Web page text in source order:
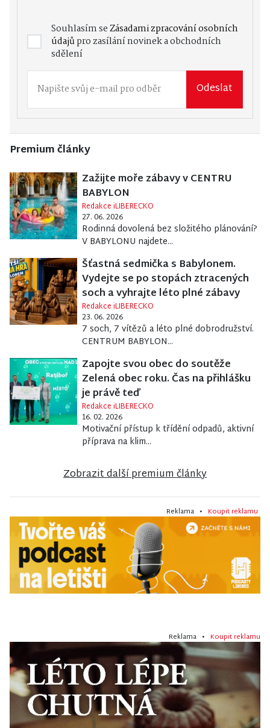
Souhlasím seZásadami zpracování osobních
údajůpro zasílání novinek a obchodních
sdělení
Odeslat
Premium články
Zažijte moře zábavy v CENTRU
BABYLON
Redakce iLIBERECKO
27. 06. 2026
Rodinná dovolená bez složitého plánování?
V BABYLONU najdete...
Šťastná sedmička s Babylonem.
Vydejte se po stopách ztracených
soch a vyhrajte léto plné zábavy
Redakce iLIBERECKO
23. 06. 2026
7 soch, 7 vítězů a léto plné dobrodružství.
CENTRUM BABYLON...
Zapojte svou obec do soutěže
Zelená obec roku. Čas na přihlášku
je právě teď
Redakce iLIBERECKO
16. 02. 2026
Motivační přístup k třídění odpadů, aktivní
příprava na klim...
Zobrazit další premium články
Reklama • Koupit reklamu
Reklama • Koupit reklamu